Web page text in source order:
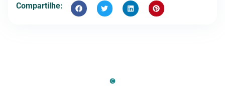
Compartilhe: